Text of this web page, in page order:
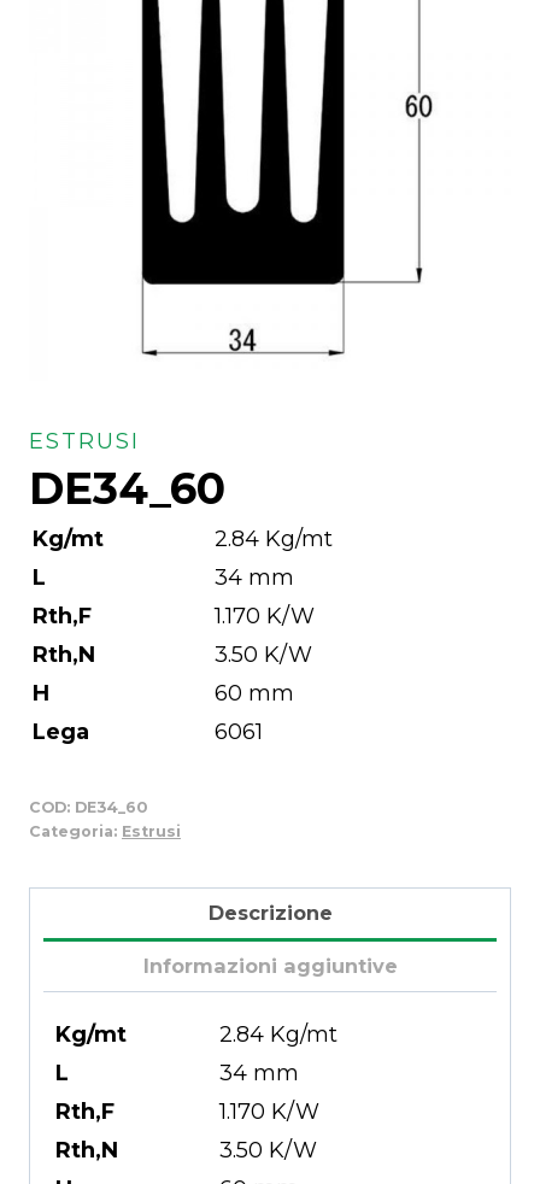
ESTRUSI
DE34_60
Kg/mt
2.84 Kg/mt
L
34 mm
Rth,F
1.170 K/W
Rth,N
3.50 K/W
H
60 mm
Lega
6061
COD: DE34_60
Categoria: Estrusi
Descrizione
Informazioni aggiuntive
Kg/mt
2.84 Kg/mt
L
34 mm
Rth,F
1.170 K/W
Rth,N
3.50 K/W